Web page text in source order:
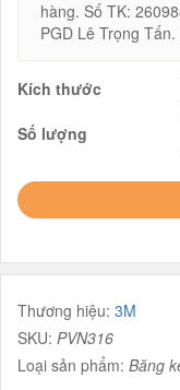
hàng. Số TK:
PGD Lê Trọng
Kích thước
Số lượng
Thương hiệu: 3M
SKU: PVN316
Loại sản phẩm: Băng